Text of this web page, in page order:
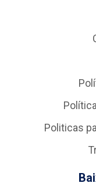
Politicas